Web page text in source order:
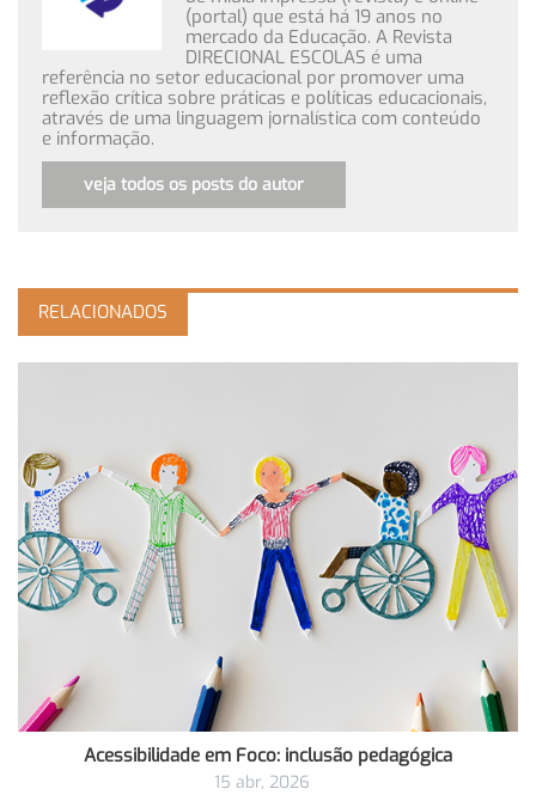
(portal) que está há 19 anos no
mercado da Educação. A Revista
DIRECIONAL ESCOLAS é uma
referência no setor educacional por promover uma
reflexão crítica sobre práticas e políticas educacionais,
através de uma linguagem jornalística com conteúdo
e informação.
veja todos os posts do autor
RELACIONADOS
Acessibilidade em Foco: inclusão pedagógica
15 abr, 2026